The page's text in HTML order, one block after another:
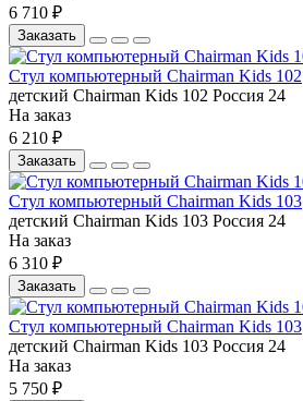
6 710 ₽
Заказать
Стул компьютерный Chairman Kids 102
детский Chairman Kids 102 Россия 24
На заказ
6 210 ₽
Заказать
Стул компьютерный Chairman Kids 103
детский Chairman Kids 103 Россия 24
На заказ
6 310 ₽
Заказать
Стул компьютерный Chairman Kids 103
детский Chairman Kids 103 Россия 24
На заказ
5 750 ₽